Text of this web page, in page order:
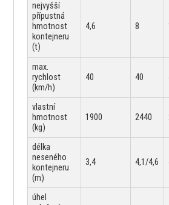
nejvyšší
přípustná
hmotnost
kontejneru
(t)
4,6 8
max.
rychlost
(km/h)
40 40
vlastní
hmotnost
(kg)
1900 2440
délka
neseného
kontejneru
(m)
3,4 4,1/4,6
úhel